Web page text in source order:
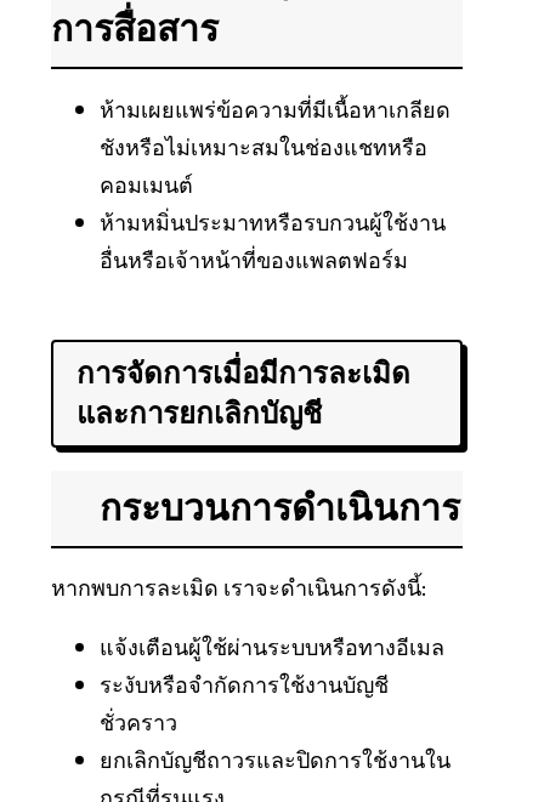
การสื่อสาร
ห้ามเผยแพร่ข้อความที่มีเนื้อหาเกลียด
ชังหรือไม่เหมาะสมในช่องแชทหรือ
คอมเมนต์
ห้ามหมิ่นประมาทหรือรบกวนผู้ใช้งาน
อื่นหรือเจ้าหน้าที่ของแพลตฟอร์ม
การจัดการเมื่อมีการละเมิด
และการยกเลิกบัญชี
กระบวนการดำเนินการ
หากพบการละเมิด เราจะดำเนินการดังนี้:
แจ้งเตือนผู้ใช้ผ่านระบบหรือทางอีเมล
ระงับหรือจำกัดการใช้งานบัญชี
ชั่วคราว
ยกเลิกบัญชีถาวรและปิดการใช้งานใน